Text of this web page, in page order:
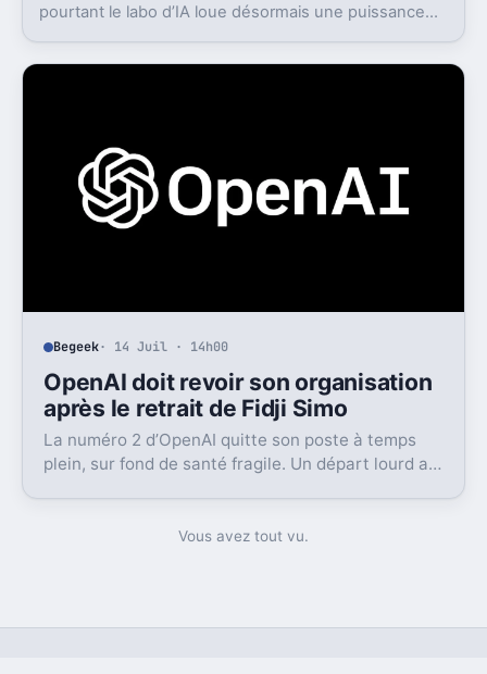
pourtant le labo d’IA loue désormais une puissance
Begeek· 14 Juil · 14h00
OpenAI doit revoir son organisation
après le retrait de Fidji Simo
La numéro 2 d’OpenAI quitte son poste à temps
plein, sur fond de santé fragile. Un départ lourd au